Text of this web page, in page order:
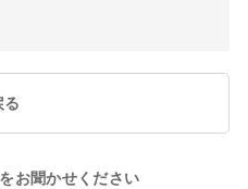
る
お聞かせください